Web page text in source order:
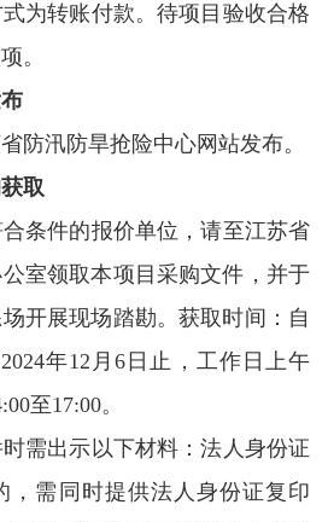
为转账付款。待项目验收合格
。
防汛防旱抢险中心网站发布。
取
条件的报价单位，请至江苏省
室领取本项目采购文件，并于
开展现场踏勘。获取时间：自
年12月6日止，工作日上午
至17:00。
需出示以下材料：法人身份证
，需同时提供法人身份证复印